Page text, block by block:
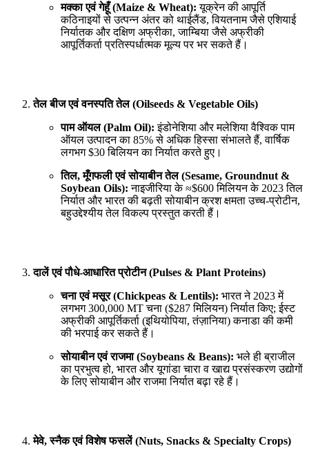
मक्का एवं गेहूँ (Maize & Wheat): यूक्रेन की आपूर्ति
कठिनाइयों से उत्पन्न अंतर को थाईलैंड, वियतनाम जैसे एशियाई
निर्यातक और दक्षिण अफ्रीका, जाम्बिया जैसे अफ्रीकी
आपूर्तिकर्ता प्रतिस्पर्धात्मक मूल्य पर भर सकते हैं।
तेल बीज एवं वनस्पति तेल (Oilseeds & Vegetable Oils)
पाम ऑयल (Palm Oil): इंडोनेशिया और मलेशिया वैश्विक पाम
ऑयल उत्पादन का 85% से अधिक हिस्सा संभालते हैं, वार्षिक
लगभग $30 बिलियन का निर्यात करते हुए।
तिल, मूँगफली एवं सोयाबीन तेल (Sesame, Groundnut &
Soybean Oils): नाइजीरिया के ≈$600 मिलियन के 2023 तिल
निर्यात और भारत की बढ़ती सोयाबीन क्रश क्षमता उच्च-प्रोटीन,
बहुउद्देश्यीय तेल विकल्प प्रस्तुत करती हैं।
दालें एवं पौधे-आधारित प्रोटीन (Pulses & Plant Proteins)
चना एवं मसूर (Chickpeas & Lentils): भारत ने 2023 में
लगभग 300,000 MT चना ($287 मिलियन) निर्यात किए; ईस्ट
अफ्रीकी आपूर्तिकर्ता (इथियोपिया, तंज़ानिया) कनाडा की कमी
की भरपाई कर सकते हैं।
सोयाबीन एवं राजमा (Soybeans & Beans): भले ही ब्राजील
का प्रभुत्व हो, भारत और यूगांडा चारा व खाद्य प्रसंस्करण उद्योगों
के लिए सोयाबीन और राजमा निर्यात बढ़ा रहे हैं।
मेवे, स्नैक एवं विशेष फसलें (Nuts, Snacks & Specialty Crops)